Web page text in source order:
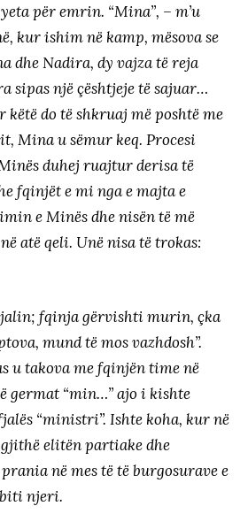
për emrin. “Mina”, – m’u
kur ishim në kamp, mësova se
dhe Nadira, dy vajza të reja
sipas një çështjeje të sajuar…
këtë do të shkruaj më poshtë me
Mina u sëmur keq. Procesi
duhej ruajtur derisa të
fqinjët e mi nga e majta e
e Minës dhe nisën të më
atë qeli. Unë nisa të trokas:
fqinja gërvishti murin, çka
mund të mos vazhdosh”.
u takova me fqinjën time në
germat “min…” ajo i kishte
“ministri”. Ishte koha, kur në
elitën partiake dhe
në mes të të burgosurave e
njeri.